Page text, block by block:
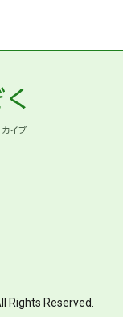
Rights Reserved.